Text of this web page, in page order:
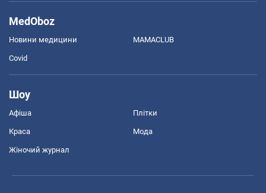
MedOboz
Новини медицини MAMACLUB
Covid
Шоу
Афіша Плітки
Краса Мода
Жіночий журнал